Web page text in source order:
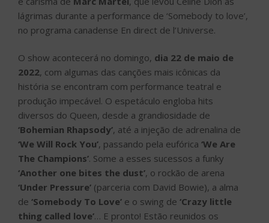
lágrimas durante a performance de ‘Somebody to love’,
no programa canadense En direct de l’Universe.
O show acontecerá no domingo, dia 22 de maio de
2022, com algumas das canções mais icônicas da
história se encontram com performance teatral e
produção impecável. O espetáculo engloba hits
diversos do Queen, desde a grandiosidade de
‘Bohemian Rhapsody’, até a injeção de adrenalina de
‘We Will Rock You’, passando pela eufórica ‘We Are
The Champions’. Some a esses sucessos a funky
‘Another one bites the dust’, o rockão de arena
‘Under Pressure’ (parceria com David Bowie), a alma
de ‘Somebody To Love’ e o swing de ‘Crazy little
thing called love’… E pronto! Estão reunidos os